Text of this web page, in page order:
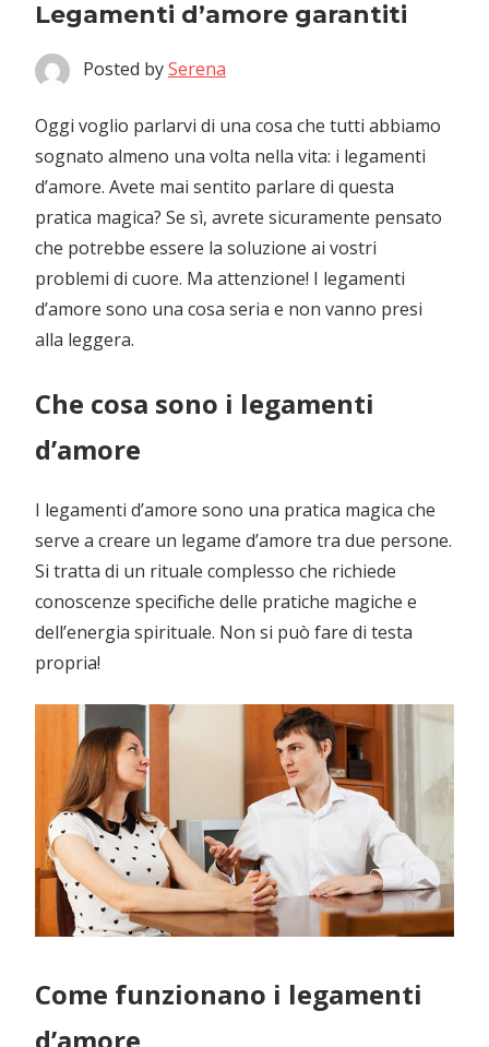
Legamenti d’amore garantiti
Posted bySerena
Oggi voglio parlarvi di una cosa che tutti abbiamo
sognato almeno una volta nella vita: i legamenti
d’amore. Avete mai sentito parlare di questa
pratica magica? Se sì, avrete sicuramente pensato
che potrebbe essere la soluzione ai vostri
problemi di cuore. Ma attenzione! I legamenti
d’amore sono una cosa seria e non vanno presi
alla leggera.
Che cosa sono i legamenti
d’amore
I legamenti d’amore sono una pratica magica che
serve a creare un legame d’amore tra due persone.
Si tratta di un rituale complesso che richiede
conoscenze specifiche delle pratiche magiche e
dell’energia spirituale. Non si può fare di testa
propria!
Come funzionano i legamenti